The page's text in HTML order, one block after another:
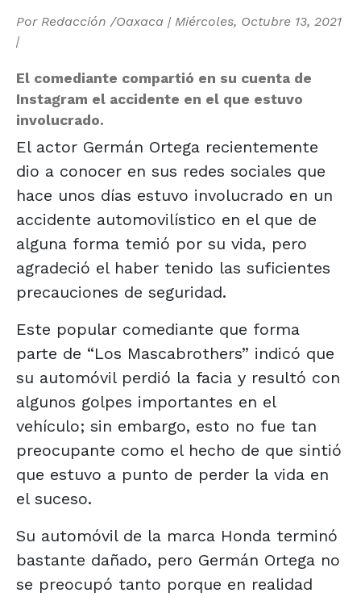
Por Redacción /Oaxaca | Miércoles, Octubre 13, 2021
|
El comediante compartió en su cuenta de
Instagram el accidente en el que estuvo
involucrado.
El actor Germán Ortega recientemente
dio a conocer en sus redes sociales que
hace unos días estuvo involucrado en un
accidente automovilístico en el que de
alguna forma temió por su vida, pero
agradeció el haber tenido las suficientes
precauciones de seguridad.
Este popular comediante que forma
parte de “Los Mascabrothers” indicó que
su automóvil perdió la facia y resultó con
algunos golpes importantes en el
vehículo; sin embargo, esto no fue tan
preocupante como el hecho de que sintió
que estuvo a punto de perder la vida en
el suceso.
Su automóvil de la marca Honda terminó
bastante dañado, pero Germán Ortega no
se preocupó tanto porque en realidad